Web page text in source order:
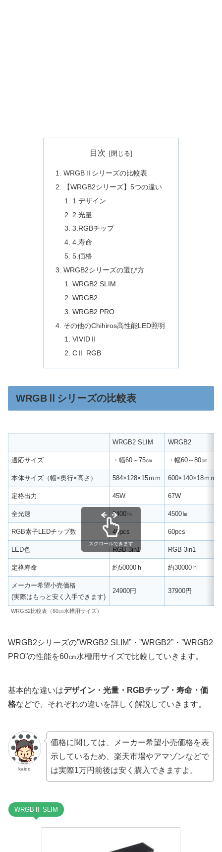
目次
WRGBⅡシリーズの比較表
【WRGB2シリーズ】5つの違い
1.デザイン
2.光量
3.RGBチップ
4.寿命
5.価格
WRGB2シリーズの選び方
WRGB2 SLIM
WRGB2
WRGB2 PRO
その他のChihiros高性能LED照明
VIVIDⅡ
CⅡ RGB
WRGBⅡシリーズの比較表
WRGB2 SLIM WRGB2
適応サイズ ・幅60～75㎝ ・幅60～80㎝
本体サイズ（幅×奥行×高さ） 584×128×15ｍｍ 600×140×18ｍｍ
定格出力 45W 67W
全光速 2400㏐ 4500㏐
RGB素子LEDチップ数 40pcs 60pcs
LED色 RGB 3in1 RGB 3in1
定格寿命 約50000ｈ 約30000ｈ
メーカー希望小売価格
(実際はもっと安く入手できます)
24900円 37900円
スクロールできます
WRGB2比較表（60㎝水槽用サイズ）
WRGB2シリーズの”WRGB2 SLIM”・”WRGB2”・”WRGB2
PRO”の性能を60㎝水槽用サイズで比較していきます。
基本的な違いはデザイン・光量・RGBチップ・寿命・価
格などで、それぞれの違いを詳しく解説していきます。
kaido
価格に関しては、メーカー希望小売価格を表
示しているため、楽天市場やアマゾンなどで
は実際1万円前後は安く購入できますよ。
WRGBⅡ SLIM